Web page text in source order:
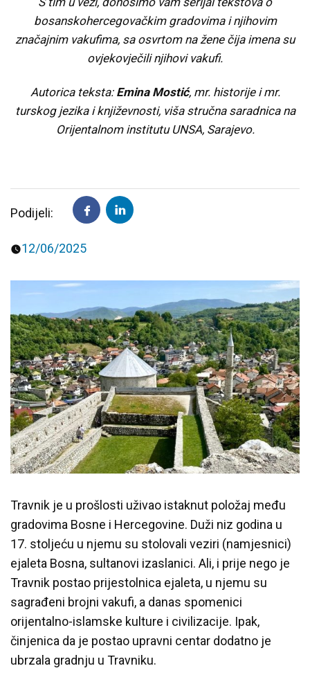
bosanskohercegovačkim gradovima i njihovim
značajnim vakufima, sa osvrtom na žene čija imena su
ovjekovječili njihovi vakufi.
Autorica teksta: Emina Mostić, mr. historije i mr.
turskog jezika i književnosti, viša stručna saradnica na
Orijentalnom institutu UNSA, Sarajevo.
Podijeli:
12/06/2025
Travnik je u prošlosti uživao istaknut položaj među
gradovima Bosne i Hercegovine. Duži niz godina u
17. stoljeću u njemu su stolovali veziri (namjesnici)
ejaleta Bosna, sultanovi izaslanici. Ali, i prije nego je
Travnik postao prijestolnica ejaleta, u njemu su
sagrađeni brojni vakufi, a danas spomenici
orijentalno-islamske kulture i civilizacije. Ipak,
činjenica da je postao upravni centar dodatno je
ubrzala gradnju u Travniku.
Predavanja i tribine
Inspirativne priče i intervjui